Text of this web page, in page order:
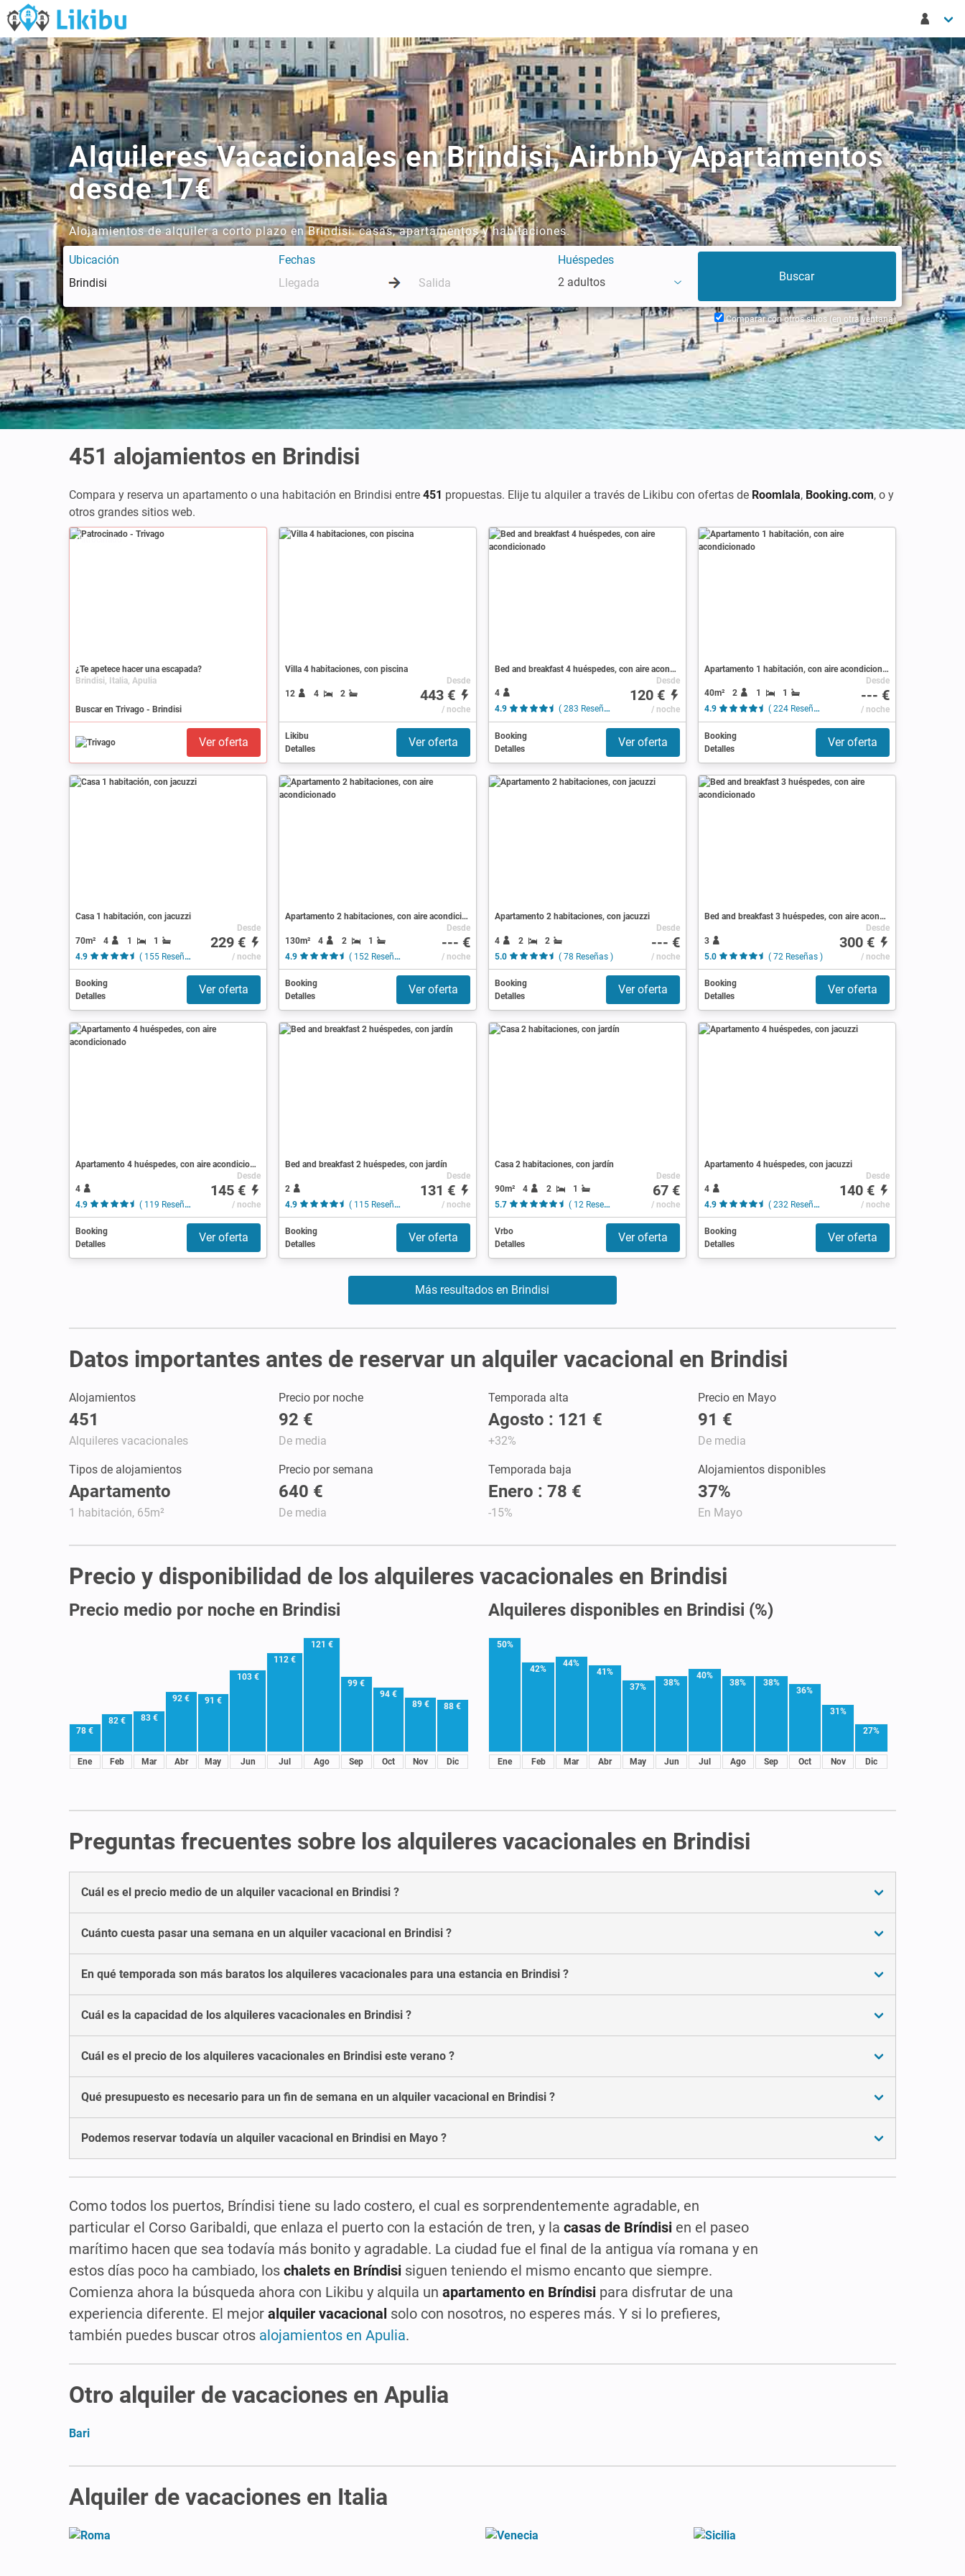
Alquileres Vacacionales en Brindisi, Airbnb y Apartamentos
desde 17€
Alojamientos de alquiler a corto plazo en Brindisi: casas, apartamentos y habitaciones.
Ubicación Fechas
Huéspedes
2 adultos
Comparar con otros sitios (en otra ventana)
451 alojamientos en Brindisi
Compara y reserva un apartamento o una habitación en Brindisi entre 451 propuestas. Elije tu alquiler a través de Likibu con ofertas de Roomlala, Booking.com, o y
otros grandes sitios web.
Patrocinado
¿Te apetece hacer una escapada?
Brindisi, Italia, Apulia
Buscar en Trivago - Brindisi
Ver oferta
Villa 4 habitaciones, con piscina
12 4 2
Desde
443 €
/ noche
Likibu
Detalles
Ver oferta
Bed and breakfast 4 huéspedes, con aire acondicionado
4
4.9
( 283 Reseñas )
Desde
120 €
/ noche
Booking
Detalles
Ver oferta
Apartamento 1 habitación, con aire acondicionado
40m² 2 1
1
4.9
( 224 Reseñas )
Desde
--- €
/ noche
Booking
Detalles
Ver oferta
Casa 1 habitación, con jacuzzi
70m² 4 1
1
4.9
( 155 Reseñas )
Desde
229 €
/ noche
Booking
Detalles
Ver oferta
Apartamento 2 habitaciones, con aire acondicionado
130m² 4 2
1
4.9
( 152 Reseñas )
Desde
--- €
/ noche
Booking
Detalles
Ver oferta
Apartamento 2 habitaciones, con jacuzzi
4 2
2
5.0
( 78 Reseñas )
Desde
--- €
/ noche
Booking
Detalles
Ver oferta
Bed and breakfast 3 huéspedes, con aire acondicionado
3
5.0
( 72 Reseñas )
Desde
300 €
/ noche
Booking
Detalles
Ver oferta
Apartamento 4 huéspedes, con aire acondicionado
4
4.9
( 119 Reseñas )
Desde
145 €
/ noche
Booking
Detalles
Ver oferta
Bed and breakfast 2 huéspedes, con jardín
2
4.9
( 115 Reseñas )
Desde
131 €
/ noche
Booking
Detalles
Ver oferta
Casa 2 habitaciones, con jardín
90m² 4 2
1
5.7
( 12 Reseñas )
Desde
67 €
/ noche
Vrbo
Detalles
Ver oferta
Apartamento 4 huéspedes, con jacuzzi
4
4.9
( 232 Reseñas )
Desde
140 €
/ noche
Booking
Detalles
Ver oferta
Más resultados en Brindisi
Datos importantes antes de reservar un alquiler vacacional en Brindisi
Alojamientos
451
Alquileres vacacionales
Precio por noche
92 €
De media
Temporada alta
Agosto : 121 €
+32%
Precio en Mayo
91 €
De media
Tipos de alojamientos
Apartamento
1 habitación, 65m²
Precio por semana
640 €
De media
Temporada baja
Enero : 78 €
-15%
Alojamientos disponibles
37%
En Mayo
Precio y disponibilidad de los alquileres vacacionales en Brindisi
Precio medio por noche en Brindisi
78 €
Ene
82 €
Feb
83 €
Mar
92 €
Abr
91 €
May
103 €
Jun
112 €
Jul
121 €
Ago
99 €
Sep
94 €
Oct
89 €
Nov
88 €
Dic
Alquileres disponibles en Brindisi (%)
50%
Ene
42%
Feb
44%
Mar
41%
Abr
37%
May
38%
Jun
40%
Jul
38%
Ago
38%
Sep
36%
Oct
31%
Nov
27%
Dic
Preguntas frecuentes sobre los alquileres vacacionales en Brindisi
Cuál es el precio medio de un alquiler vacacional en Brindisi ?
Cuánto cuesta pasar una semana en un alquiler vacacional en Brindisi ?
En qué temporada son más baratos los alquileres vacacionales para una estancia en Brindisi ?
Cuál es la capacidad de los alquileres vacacionales en Brindisi ?
Cuál es el precio de los alquileres vacacionales en Brindisi este verano ?
Qué presupuesto es necesario para un fin de semana en un alquiler vacacional en Brindisi ?
Podemos reservar todavía un alquiler vacacional en Brindisi en Mayo ?
Como todos los puertos, Bríndisi tiene su lado costero, el cual es sorprendentemente agradable, en
particular el Corso Garibaldi, que enlaza el puerto con la estación de tren, y la casas de Bríndisi en el paseo
marítimo hacen que sea todavía más bonito y agradable. La ciudad fue el final de la antigua vía romana y en
estos días poco ha cambiado, los chalets en Bríndisi siguen teniendo el mismo encanto que siempre.
Comienza ahora la búsqueda ahora con Likibu y alquila un apartamento en Bríndisi para disfrutar de una
experiencia diferente. El mejor alquiler vacacional solo con nosotros, no esperes más. Y si lo prefieres,
también puedes buscar otros alojamientos en Apulia.
Otro alquiler de vacaciones en Apulia
Bari
Alquiler de vacaciones en Italia